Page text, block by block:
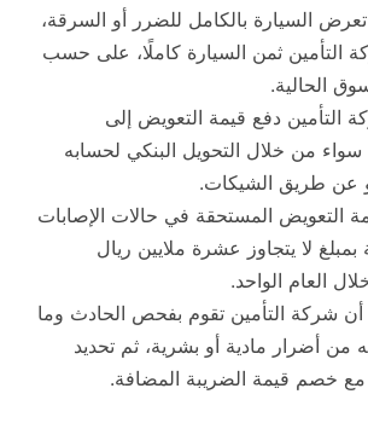
السيارة بالكامل للضرر أو السرقة،
التأمين ثمن السيارة كاملًا، على حسب
الحالية.
التأمين دفع قيمة التعويض إلى
من خلال التحويل البنكي لحسابه
عن طريق الشيكات.
التعويض المستحقة في حالات الإصابات
لا يتجاوز عشرة ملايين ريال
العام الواحد.
أن شركة التأمين تقوم بفحص الحادث وما
من أضرار مادية أو بشرية، ثم تحديد
مع خصم قيمة الضريبة المضافة.